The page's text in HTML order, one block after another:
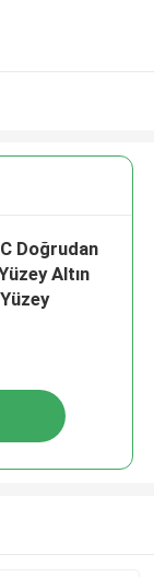
Doğrudan
Altın